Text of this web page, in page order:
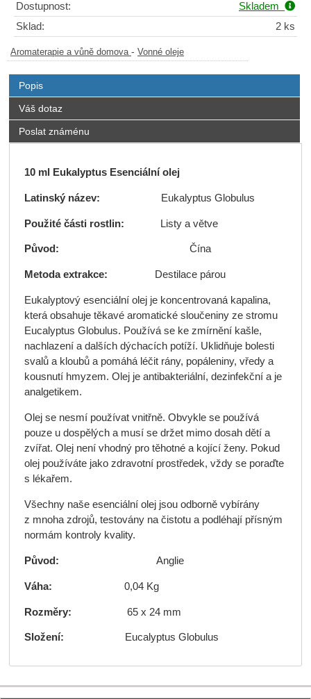
Dostupnost:
Skladem
Sklad:
2 ks
Aromaterapie a vůně domova - Vonné oleje
Popis
Váš dotaz
Poslat známénu
10 ml Eukalyptus Esenciální olej
Latinský název: Eukalyptus Globulus
Použité části rostlin: Listy a větve
Původ: Čína
Metoda extrakce: Destilace párou
Eukalyptový esenciální olej je koncentrovaná kapalina,
která obsahuje těkavé aromatické sloučeniny ze stromu
Eucalyptus Globulus. Používá se ke zmírnění kašle,
nachlazení a dalších dýchacích potíží. Uklidňuje bolesti
svalů a kloubů a pomáhá léčit rány, popáleniny, vředy a
kousnutí hmyzem. Olej je antibakteriální, dezinfekční a je
analgetikem.
Olej se nesmí používat vnitřně. Obvykle se používá
pouze u dospělých a musí se držet mimo dosah dětí a
zvířat. Olej není vhodný pro těhotné a kojící ženy. Pokud
olej používáte jako zdravotní prostředek, vždy se poraďte
s lékařem.
Všechny naše esenciální olej jsou odborně vybírány
z mnoha zdrojů, testovány na čistotu a podléhají přísným
normám kontroly kvality.
Původ: Anglie
Váha: 0,04 Kg
Rozměry: 65 x 24 mm
Složení: Eucalyptus Globulus